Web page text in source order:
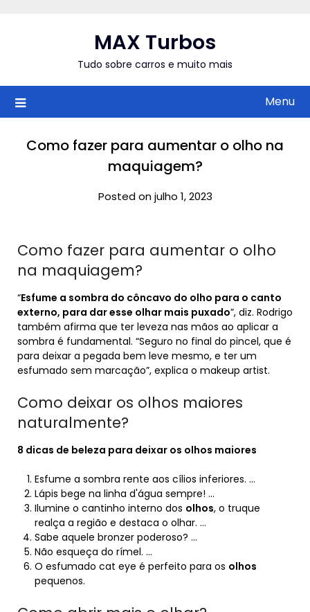
MAX Turbos
Tudo sobre carros e muito mais
Menu
Como fazer para aumentar o olho na
maquiagem?
Posted on julho 1, 2023
Como fazer para aumentar o olho
na maquiagem?
“Esfume a sombra do côncavo do olho para o canto
externo, para dar esse olhar mais puxado”, diz. Rodrigo
também afirma que ter leveza nas mãos ao aplicar a
sombra é fundamental. “Seguro no final do pincel, que é
para deixar a pegada bem leve mesmo, e ter um
esfumado sem marcação”, explica o makeup artist.
Como deixar os olhos maiores
naturalmente?
8 dicas de beleza para deixar os olhos maiores
Esfume a sombra rente aos cílios inferiores. …
Lápis bege na linha d'água sempre! …
Ilumine o cantinho interno dos olhos, o truque
realça a região e destaca o olhar. …
Sabe aquele bronzer poderoso? …
Não esqueça do rímel. …
O esfumado cat eye é perfeito para os olhos
pequenos.